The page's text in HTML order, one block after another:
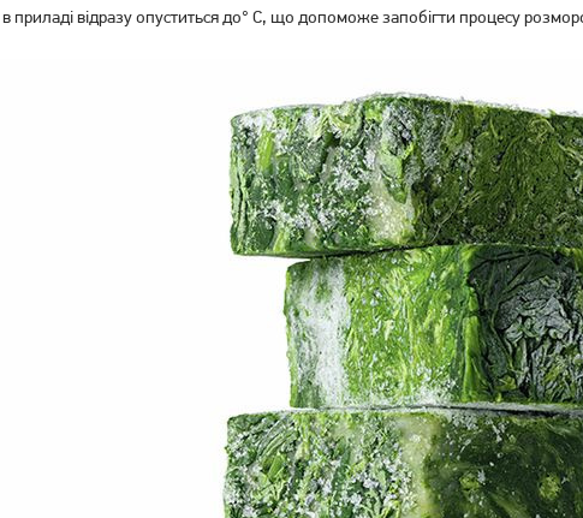
відразу опуститься до° C, що допоможе запобігти процесу